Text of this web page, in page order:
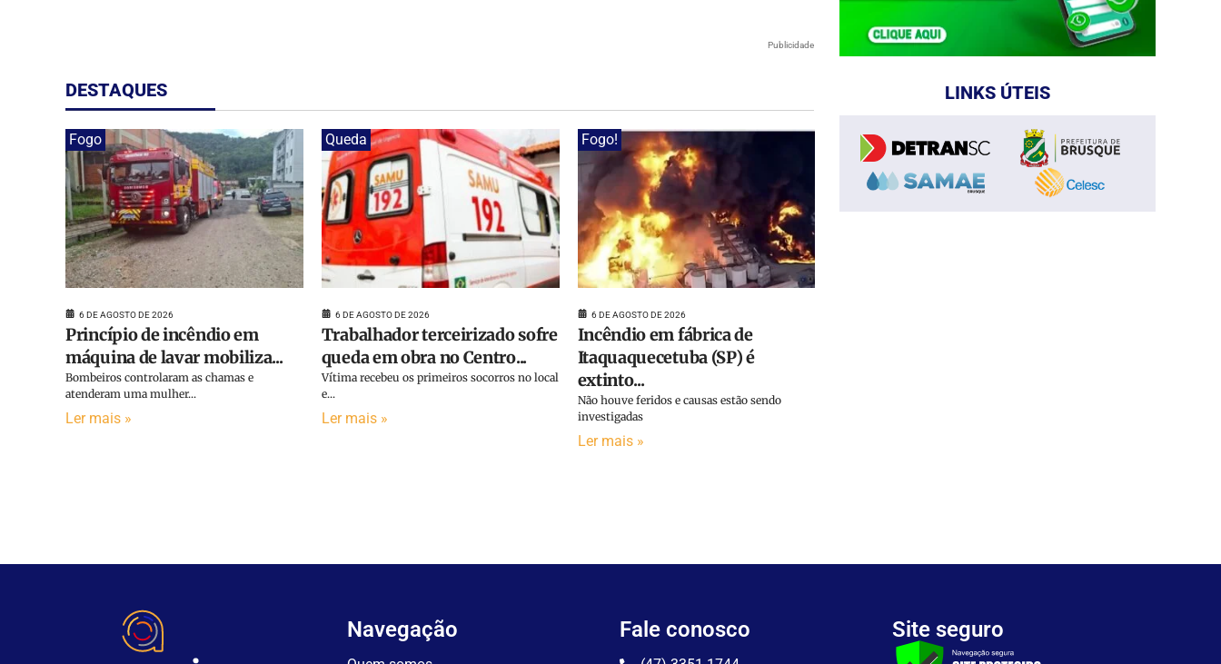
Publicidade
DESTAQUES
Fogo
6 DE AGOSTO DE 2026
Princípio de incêndio em
máquina de lavar mobiliza...
Bombeiros controlaram as chamas e
atenderam uma mulher...
Ler mais »
Queda
6 DE AGOSTO DE 2026
Trabalhador terceirizado sofre
queda em obra no Centro...
Vítima recebeu os primeiros socorros no local
e...
Ler mais »
Fogo!
6 DE AGOSTO DE 2026
Incêndio em fábrica de
Itaquaquecetuba (SP) é
extinto...
Não houve feridos e causas estão sendo
investigadas
Ler mais »
LINKS ÚTEIS
Navegação Fale conosco Site seguro